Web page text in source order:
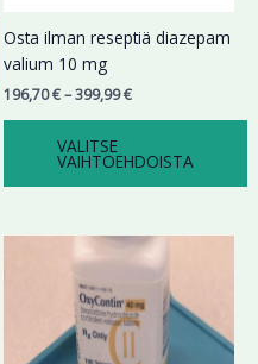
Osta ilman reseptiä diazepam
valium 10 mg
196,70€–399,99€
VALITSE
VAIHTOEHDOISTA
sivulla.
Hintaluokka:
174,78 €
354,73 €
useampi
muunnelma.